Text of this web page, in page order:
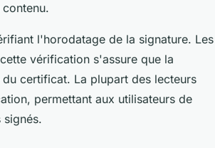
l'horodatage de la signature. Les
vérification s'assure que la
certificat. La plupart des lecteurs
permettant aux utilisateurs de